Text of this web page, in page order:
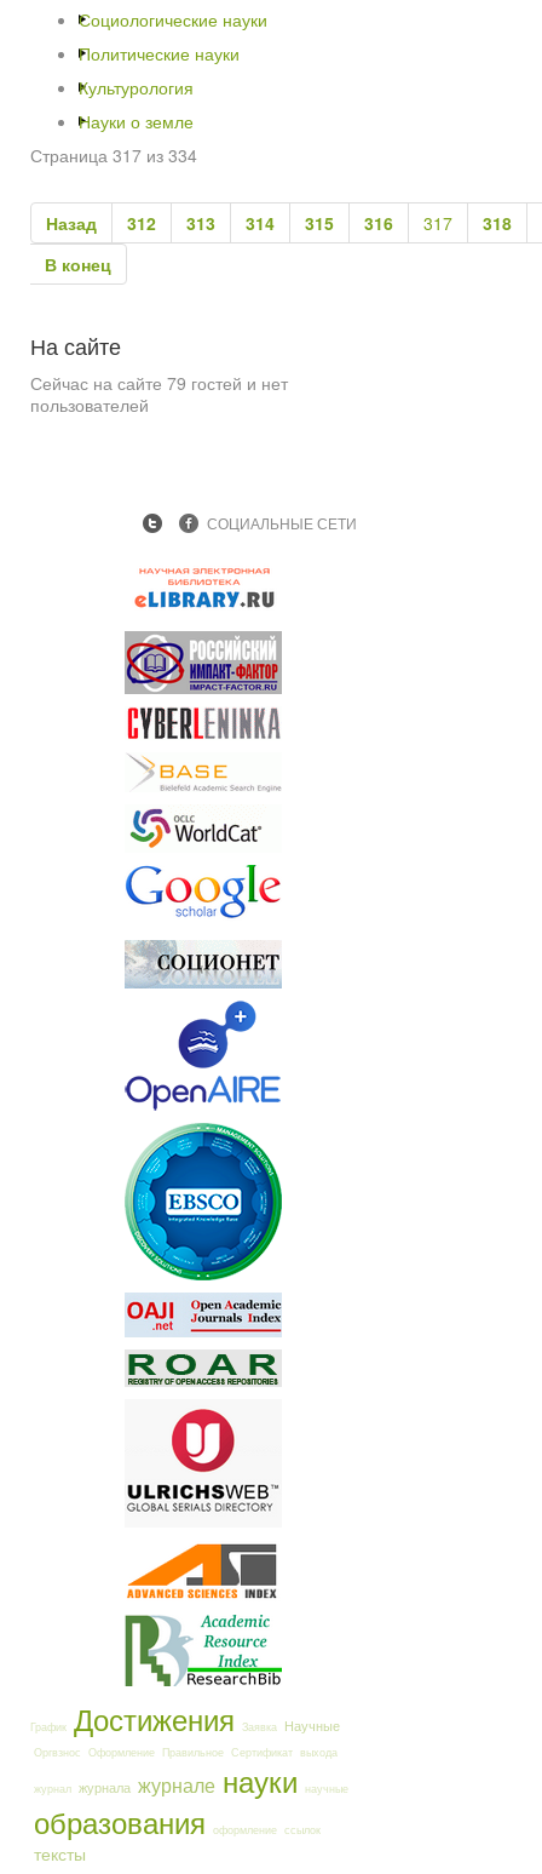
Социологические науки
Политические науки
Культурология
Науки о земле
Страница 317 из 334
Назад 312 313 314 315 316 317
318
В конец
На сайте
Сейчас на сайте 79 гостей и нет
пользователей
СОЦИАЛЬНЫЕ СЕТИ
График Достижения Заявка Научные
Оргвзнос Оформление Правильное Сертификат выхода
журнал журнала журнале науки научные
образования оформление ссылок
тексты